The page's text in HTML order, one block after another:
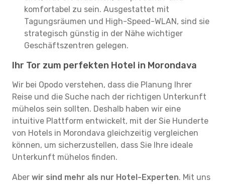
komfortabel zu sein. Ausgestattet mit
Tagungsräumen und High-Speed-WLAN, sind sie
strategisch günstig in der Nähe wichtiger
Geschäftszentren gelegen.
Ihr Tor zum perfekten Hotel in Morondava
Wir bei Opodo verstehen, dass die Planung Ihrer
Reise und die Suche nach der richtigen Unterkunft
mühelos sein sollten. Deshalb haben wir eine
intuitive Plattform entwickelt, mit der Sie Hunderte
von Hotels in Morondava gleichzeitig vergleichen
können, um sicherzustellen, dass Sie Ihre ideale
Unterkunft mühelos finden.
Aber wir sind mehr als nur Hotel-Experten. Mit uns